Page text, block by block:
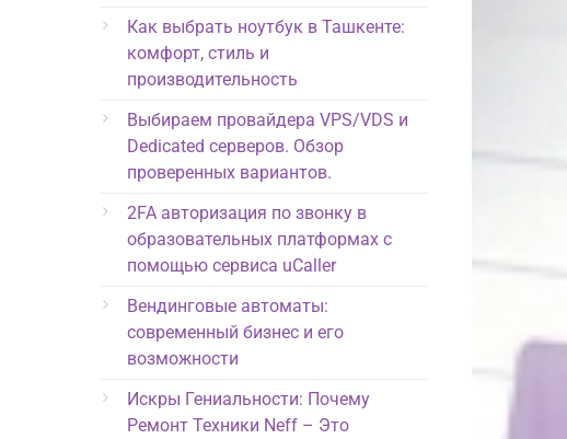
Как выбрать ноутбук в Ташкенте:
комфорт, стиль и
производительность
Выбираем провайдера VPS/VDS и
Dedicated серверов. Обзор
проверенных вариантов.
2FA авторизация по звонку в
образовательных платформах с
помощью сервиса uCaller
Вендинговые автоматы:
современный бизнес и его
возможности
Искры Гениальности: Почему
Ремонт Техники Neff – Это